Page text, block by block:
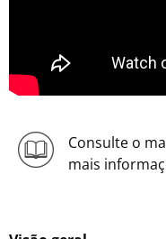
Consulte o
mais